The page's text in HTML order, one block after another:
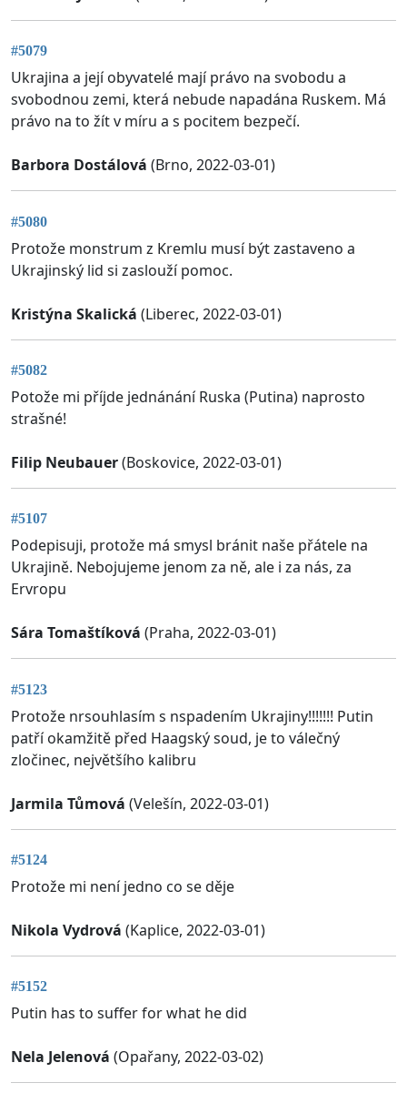
#5079
Ukrajina a její obyvatelé mají právo na svobodu a
svobodnou zemi, která nebude napadána Ruskem. Má
právo na to žít v míru a s pocitem bezpečí.
Barbora Dostálová (Brno, 2022-03-01)
#5080
Protože monstrum z Kremlu musí být zastaveno a
Ukrajinský lid si zaslouží pomoc.
Kristýna Skalická (Liberec, 2022-03-01)
#5082
Potože mi příjde jednánání Ruska (Putina) naprosto
strašné!
Filip Neubauer(Boskovice, 2022-03-01)
#5107
Podepisuji, protože má smysl bránit naše přátele na
Ukrajině. Nebojujeme jenom za ně, ale i za nás, za
Ervropu
Sára Tomaštíková (Praha, 2022-03-01)
#5123
Protože nrsouhlasím s nspadením Ukrajiny!!!!!!! Putin
patří okamžitě před Haagský soud, je to válečný
zločinec, největšího kalibru
Jarmila Tůmová (Velešín, 2022-03-01)
#5124
Protože mi není jedno co se děje
Nikola Vydrová (Kaplice, 2022-03-01)
#5152
Putin has to suffer for what he did
Nela Jelenová (Opařany, 2022-03-02)